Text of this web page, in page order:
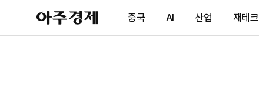
아
주
제
중국 AI 산업 재테크